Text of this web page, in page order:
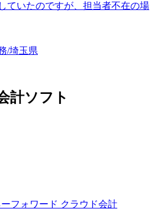
ていたのですが、担当者不在の場
/埼玉県
計ソフト
フォワード クラウド会計